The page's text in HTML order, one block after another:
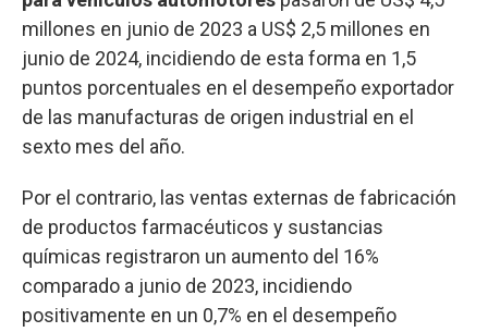
millones en junio de 2023 a US$ 2,5 millones en
junio de 2024, incidiendo de esta forma en 1,5
puntos porcentuales en el desempeño exportador
de las manufacturas de origen industrial en el
sexto mes del año.
Por el contrario, las ventas externas de fabricación
de productos farmacéuticos y sustancias
químicas registraron un aumento del 16%
comparado a junio de 2023, incidiendo
positivamente en un 0,7% en el desempeño